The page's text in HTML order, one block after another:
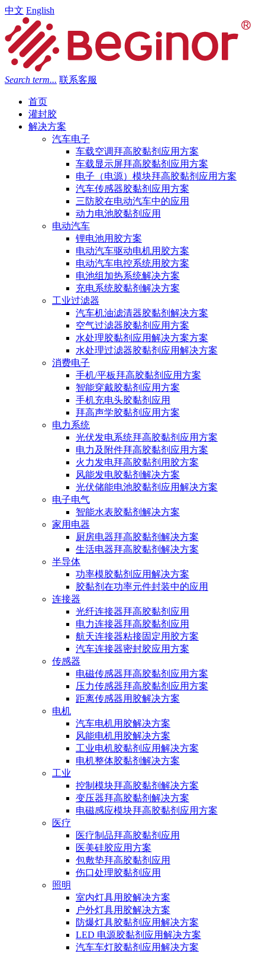
中文 English
Search term... 联系客服
首页
灌封胶
解决方案
汽车电子
车载空调拜高胶黏剂应用方案
车载显示屏拜高胶黏剂应用方案
电子（电源）模块拜高胶黏剂应用方案
汽车传感器胶黏剂应用方案
三防胶在电动汽车中的应用
动力电池胶黏剂应用
电动汽车
锂电池用胶方案
电动汽车驱动电机用胶方案
电动汽车电控系统用胶方案
电池组加热系统解决方案
充电系统胶黏剂解决方案
工业过滤器
汽车机油滤清器胶黏剂解决方案
空气过滤器胶黏剂应用方案
水处理胶黏剂应用解决方案方案
水处理过滤器胶黏剂应用解决方案
消费电子
手机/平板拜高胶黏剂应用方案
智能穿戴胶黏剂应用方案
手机充电头胶黏剂应用
拜高声学胶黏剂应用方案
电力系统
光伏发电系统拜高胶黏剂应用方案
电力及附件拜高胶黏剂应用方案
火力发电拜高胶黏剂用胶方案
风能发电胶黏剂解决方案
光伏储能电池胶黏剂应用解决方案
电子电气
智能水表胶黏剂解决方案
家用电器
厨房电器拜高胶黏剂解决方案
生活电器拜高胶黏剂解决方案
半导体
功率模胶黏剂应用解决方案
胶黏剂在功率元件封装中的应用
连接器
光纤连接器拜高胶黏剂应用
电力连接器拜高胶黏剂应用
航天连接器粘接固定用胶方案
汽车连接器密封胶应用方案
传感器
电磁传感器拜高胶黏剂应用方案
压力传感器拜高胶黏剂应用方案
距离传感器用胶解决方案
电机
汽车电机用胶解决方案
风能电机用胶解决方案
工业电机胶黏剂应用解决方案
电机整体胶黏剂解决方案
工业
控制模块拜高胶黏剂解决方案
变压器拜高胶黏剂解决方案
电磁感应模块拜高胶黏剂应用方案
医疗
医疗制品拜高胶黏剂应用
医美硅胶应用方案
包敷垫拜高胶黏剂应用
伤口处理胶黏剂应用
照明
室内灯具用胶解决方案
户外灯具用胶解决方案
防爆灯具胶黏剂应用解决方案
LED 电源胶黏剂应用解决方案
汽车车灯胶黏剂应用解决方案